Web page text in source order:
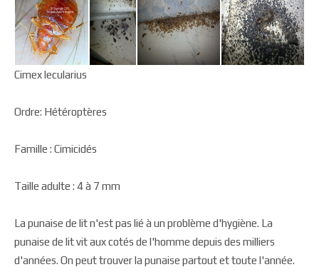
Cimex lecularius
Ordre: Hétéroptères
Famille : Cimicidés
Taille adulte : 4 à 7 mm
La punaise de lit n'est pas lié à un problème d'hygiène. La
punaise de lit vit aux cotés de l'homme depuis des milliers
d'années. On peut trouver la punaise partout et toute l'année.